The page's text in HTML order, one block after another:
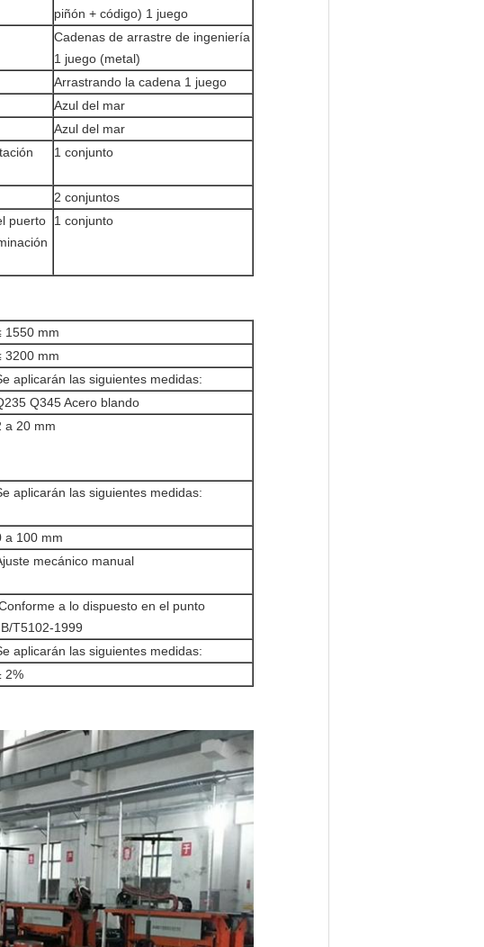
piñón + código) 1 juego
Cadenas de arrastre de ingeniería
1 juego (metal)
Arrastrando la cadena 1 juego
Azul del mar
Azul del mar
1 conjunto
2 conjuntos
puerto
1 conjunto
1550 mm
3200 mm
aplicarán las siguientes medidas:
Q345 Acero blando
a 20 mm
aplicarán las siguientes medidas:
a 100 mm
mecánico manual
a lo dispuesto en el punto
T5102-1999
aplicarán las siguientes medidas:
2%